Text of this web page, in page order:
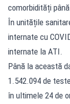
comorbidități
În unitățile
internate cu
internate la ATI.
Până la această
1.542.094 de
în ultimele 24 de